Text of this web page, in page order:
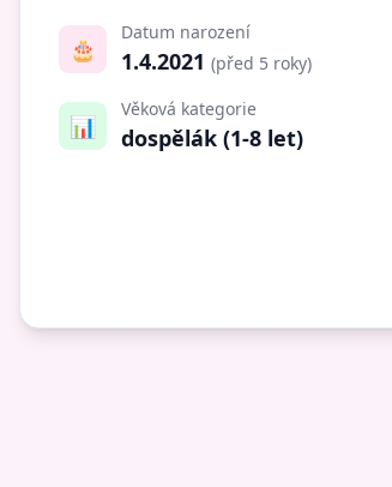
🎂
Datum narození
1.4.2021 (před 5 roky)
📊
Věková kategorie
dospělák (1-8 let)